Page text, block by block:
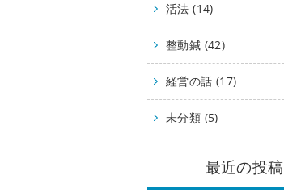
活法 (14)
整動鍼 (42)
経営の話 (17)
未分類 (5)
最近の投稿